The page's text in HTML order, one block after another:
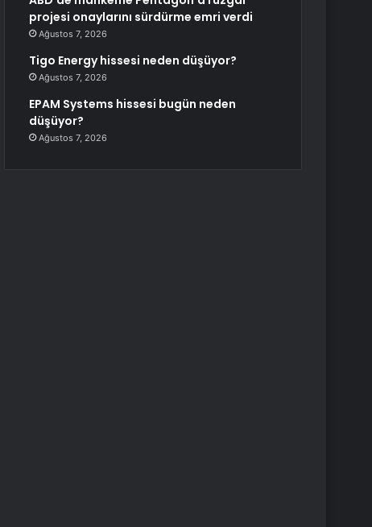
projesi onaylarını sürdürme emri verdi
Ağustos 7, 2026
Tigo Energy hissesi neden düşüyor?
Ağustos 7, 2026
EPAM Systems hissesi bugün neden
düşüyor?
Ağustos 7, 2026